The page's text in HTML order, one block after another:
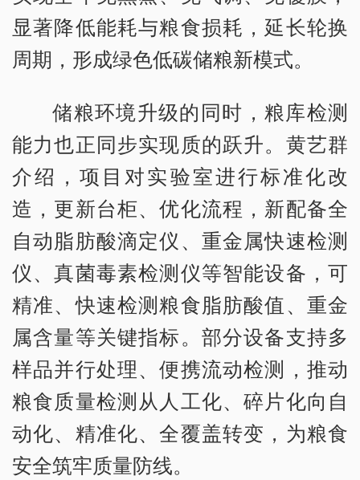
显著降低能耗与粮食损耗，延长轮换
周期，形成绿色低碳储粮新模式。
储粮环境升级的同时，粮库检测
能力也正同步实现质的跃升。黄艺群
介绍，项目对实验室进行标准化改
造，更新台柜、优化流程，新配备全
自动脂肪酸滴定仪、重金属快速检测
仪、真菌毒素检测仪等智能设备，可
精准、快速检测粮食脂肪酸值、重金
属含量等关键指标。部分设备支持多
样品并行处理、便携流动检测，推动
粮食质量检测从人工化、碎片化向自
动化、精准化、全覆盖转变，为粮食
安全筑牢质量防线。